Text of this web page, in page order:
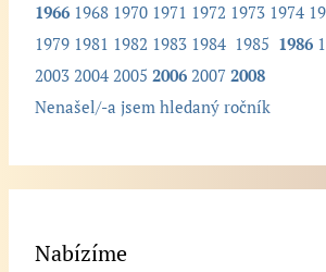
1966 1968 1970 1971 1972 1973 1974
1979 1981 1982 1983 1984 1985 1986
2003 2004 2005 2006 2007 2008
Nenašel/-a jsem hledaný ročník
Nabízíme